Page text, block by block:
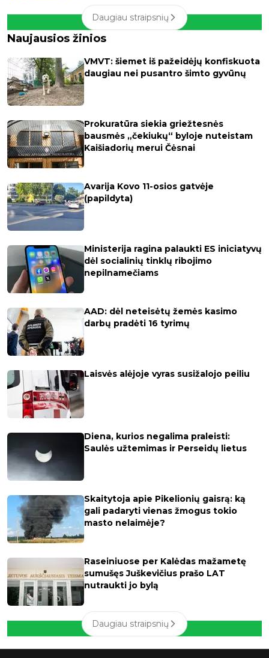
Daugiau straipsnių
Naujausios žinios
VMVT: šiemet iš pažeidėjų konfiskuota
daugiau nei pusantro šimto gyvūnų
Prokuratūra siekia griežtesnės
bausmės „čekiukų“ byloje nuteistam
Kaišiadorių merui Čėsnai
Avarija Kovo 11-osios gatvėje
(papildyta)
Ministerija ragina palaukti ES iniciatyvų
dėl socialinių tinklų ribojimo
nepilnamečiams
AAD: dėl neteisėtų žemės kasimo
darbų pradėti 16 tyrimų
Laisvės alėjoje vyras susižalojo peiliu
Diena, kurios negalima praleisti:
Saulės užtemimas ir Perseidų lietus
Skaitytoja apie Pikelionių gaisrą: ką
gali padaryti vienas žmogus tokio
masto nelaimėje?
Raseiniuose per Kalėdas mažametę
sumušęs Juškevičius prašo LAT
nutraukti jo bylą
Daugiau straipsnių